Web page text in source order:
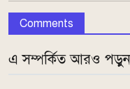
Comments
এ সম্পর্কিত আরও পড়ুন